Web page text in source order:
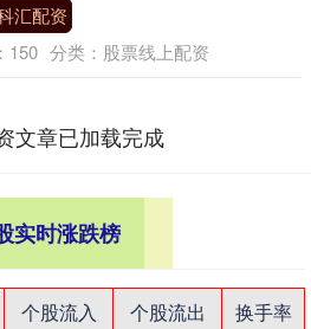
汇配资
150 分类： 股票线上配资
文章已加载完成
实时涨跌榜
个股流入 个股流出
换手率